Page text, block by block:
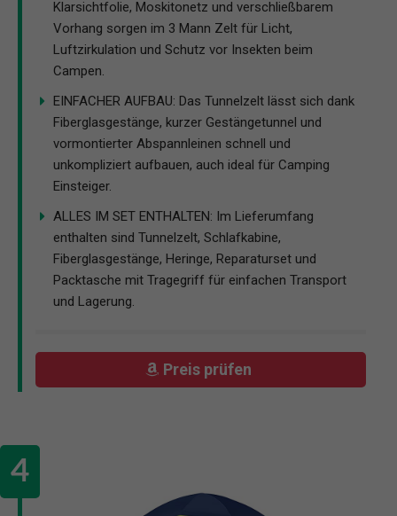
Klarsichtfolie, Moskitonetz und verschließbarem
Vorhang sorgen im 3 Mann Zelt für Licht,
Luftzirkulation und Schutz vor Insekten beim
Campen.
EINFACHER AUFBAU: Das Tunnelzelt lässt sich dank
Fiberglasgestänge, kurzer Gestängetunnel und
vormontierter Abspannleinen schnell und
unkompliziert aufbauen, auch ideal für Camping
Einsteiger.
ALLES IM SET ENTHALTEN: Im Lieferumfang
enthalten sind Tunnelzelt, Schlafkabine,
Fiberglasgestänge, Heringe, Reparaturset und
Packtasche mit Tragegriff für einfachen Transport
und Lagerung.
Preis prüfen